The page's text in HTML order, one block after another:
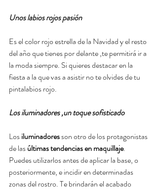
Unos labios rojos pasión
Es el color rojo estrella de la Navidad y el resto
del año que tienes por delante ,te permitirá ir a
la moda siempre. Si quieres destacar en la
fiesta a la que vas a asistir no te olvides de tu
pintalabios rojo.
Los iluminadores ,un toque sofisticado
Los iluminadores son otro de los protagonistas
de las últimas tendencias en maquillaje.
Puedes utilizarlos antes de aplicar la base, o
posteriormente, e incidir en determinadas
zonas del rostro. Te brindarán el acabado